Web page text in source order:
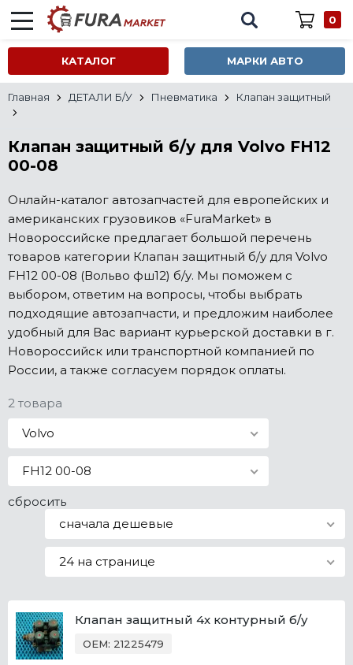
0
КАТАЛОГ МАРКИ АВТО
Все марки
Главная ДЕТАЛИ Б/У Пневматика Клапан защитный
Клапан защитный б/у для Volvo FH12
00-08
Онлайн-каталог автозапчастей для европейских и
американских грузовиков «FuraMarket» в
Новороссийске предлагает большой перечень
товаров категории Клапан защитный б/у для Volvo
FH12 00-08 (Вольво фш12) б/у. Мы поможем с
выбором, ответим на вопросы, чтобы выбрать
подходящие автозапчасти, и предложим наиболее
удобный для Вас вариант курьерской доставки в г.
Новороссийск или транспортной компанией по
России, а также согласуем порядок оплаты.
2 товара
Volvo
FH12 00-08
сбросить
сначала дешевые
24 на странице
Клапан защитный 4х контурный б/у
OEM: 21225479